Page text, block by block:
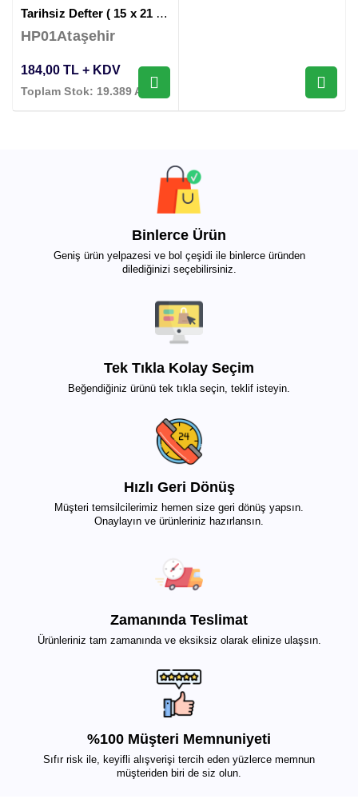
Tarihsiz Defter ( 15 x 21 cm )
HP01Ataşehir
184,00 TL + KDV
Toplam Stok: 19.389 Adet
Binlerce Ürün
Geniş ürün yelpazesi ve bol çeşidi ile binlerce üründen
dilediğinizi seçebilirsiniz.
Tek Tıkla Kolay Seçim
Beğendiğiniz ürünü tek tıkla seçin, teklif isteyin.
Hızlı Geri Dönüş
Müşteri temsilcilerimiz hemen size geri dönüş yapsın.
Onaylayın ve ürünleriniz hazırlansın.
Zamanında Teslimat
Ürünleriniz tam zamanında ve eksiksiz olarak elinize ulaşsın.
%100 Müşteri Memnuniyeti
Sıfır risk ile, keyifli alışverişi tercih eden yüzlerce memnun
müşteriden biri de siz olun.